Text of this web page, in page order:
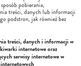
pobierania,
treści, danych lub informacji
podstron, jak również bez
treści, danych i informacji w
internetowe oraz
serwisy internetowe w